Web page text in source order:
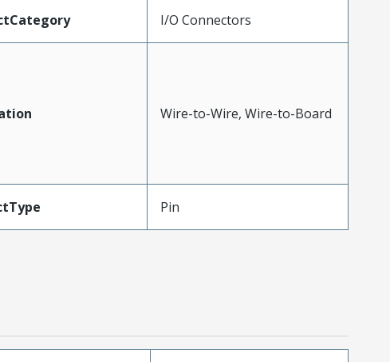
I/O Connectors
Wire-to-Wire, Wire-to-Board
Pin